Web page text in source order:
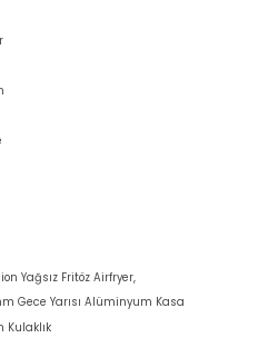
Yağsız Fritöz Airfryer,
Gece Yarısı Alüminyum Kasa
Kulaklık